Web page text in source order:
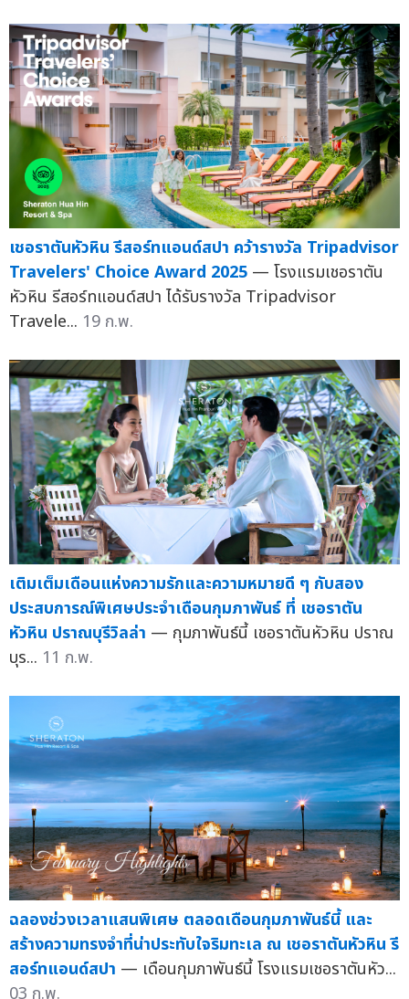
เชอราตันหัวหิน รีสอร์ทแอนด์สปา คว้ารางวัล Tripadvisor
Travelers' Choice Award 2025 — โรงแรมเชอราตัน
หัวหิน รีสอร์ทแอนด์สปา ได้รับรางวัล Tripadvisor
Travele... 19 ก.พ.
เติมเต็มเดือนแห่งความรักและความหมายดี ๆ กับสอง
ประสบการณ์พิเศษประจำเดือนกุมภาพันธ์ ที่ เชอราตัน
หัวหิน ปราณบุรีวิลล่า — กุมภาพันธ์นี้ เชอราตันหัวหิน ปราณ
บุร... 11 ก.พ.
ฉลองช่วงเวลาแสนพิเศษ ตลอดเดือนกุมภาพันธ์นี้ และ
สร้างความทรงจำที่น่าประทับใจริมทะเล ณ เชอราตันหัวหิน รี
สอร์ทแอนด์สปา — เดือนกุมภาพันธ์นี้ โรงแรมเชอราตันหัว...